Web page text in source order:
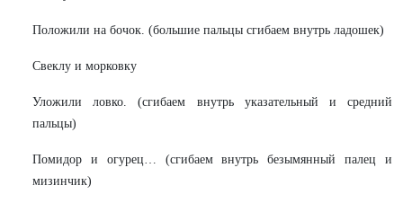
Положили на бочок. (большие пальцы сгибаем внутрь ладошек)
Свеклу и морковку
Уложили ловко. (сгибаем внутрь указательный и средний
пальцы)
Помидор и огурец… (сгибаем внутрь безымянный палец и
мизинчик)